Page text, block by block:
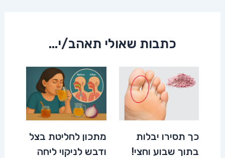
כתבות שאולי תאהב/י...
כך תסירו יבלות
בתוך שבוע וחצי!
מתכון לחליטת בצל
ודבש לניקוי ליחה